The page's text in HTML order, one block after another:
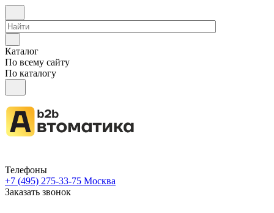
Каталог
По всему сайту
По каталогу
Телефоны
+7 (495) 275-33-75 Москва
Заказать звонок